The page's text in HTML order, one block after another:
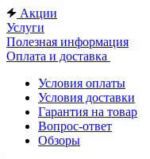
Акции
Услуги
Полезная информация
Оплата и доставка
Условия оплаты
Условия доставки
Гарантия на товар
Вопрос-ответ
Обзоры